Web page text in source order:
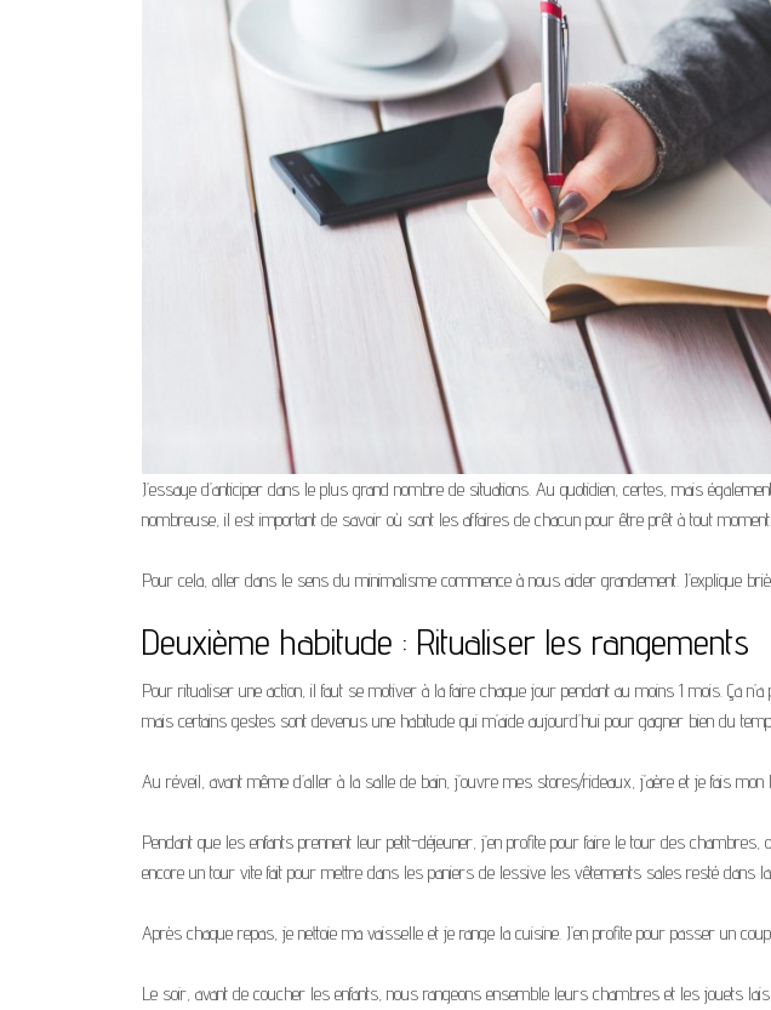
J’essaye d’anticiper dans le plus grand nombre de situations. Au quotidien, certes, mais
nombreuse, il est important de savoir où sont les affaires de chacun pour être prêt à tout moment.
Pour cela, aller dans le sens du minimalisme commence à nous aider grandement. J’explique
Deuxième habitude : Ritualiser les rangements
Pour ritualiser une action, il faut se motiver à la faire chaque jour pendant au moins 1 mois. Ça
mais certains gestes sont devenus une habitude qui m’aide aujourd’hui pour gagner bien du
Au réveil, avant même d’aller à la salle de bain, j’ouvre mes stores/rideaux, j’aère et je fais mon
Pendant que les enfants prennent leur petit-déjeuner, j’en profite pour faire le tour des
encore un tour vite fait pour mettre dans les paniers de lessive les vêtements sales resté dans
Après chaque repas, je nettoie ma vaisselle et je range la cuisine. J’en profite pour passer un
Le soir, avant de coucher les enfants, nous rangeons ensemble leurs chambres et les jouets